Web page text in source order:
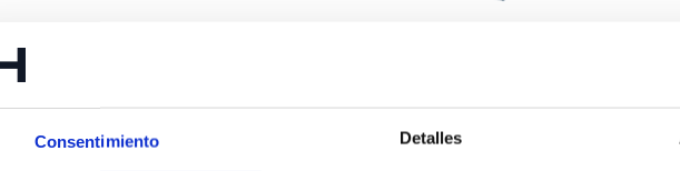
Consentimiento Detalles
Lo sentimos pero el coche que buscas ya no está